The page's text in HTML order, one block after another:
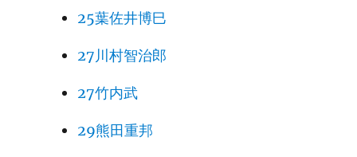
25葉佐井博巳
27川村智治郎
27竹内武
29熊田重邦